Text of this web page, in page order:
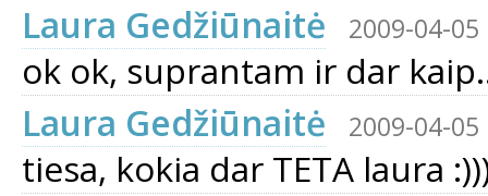
Laura Gedžiūnaitė
2009-04-05
ok ok, suprantam ir dar
Laura Gedžiūnaitė
2009-04-05
tiesa, kokia dar TETA laura